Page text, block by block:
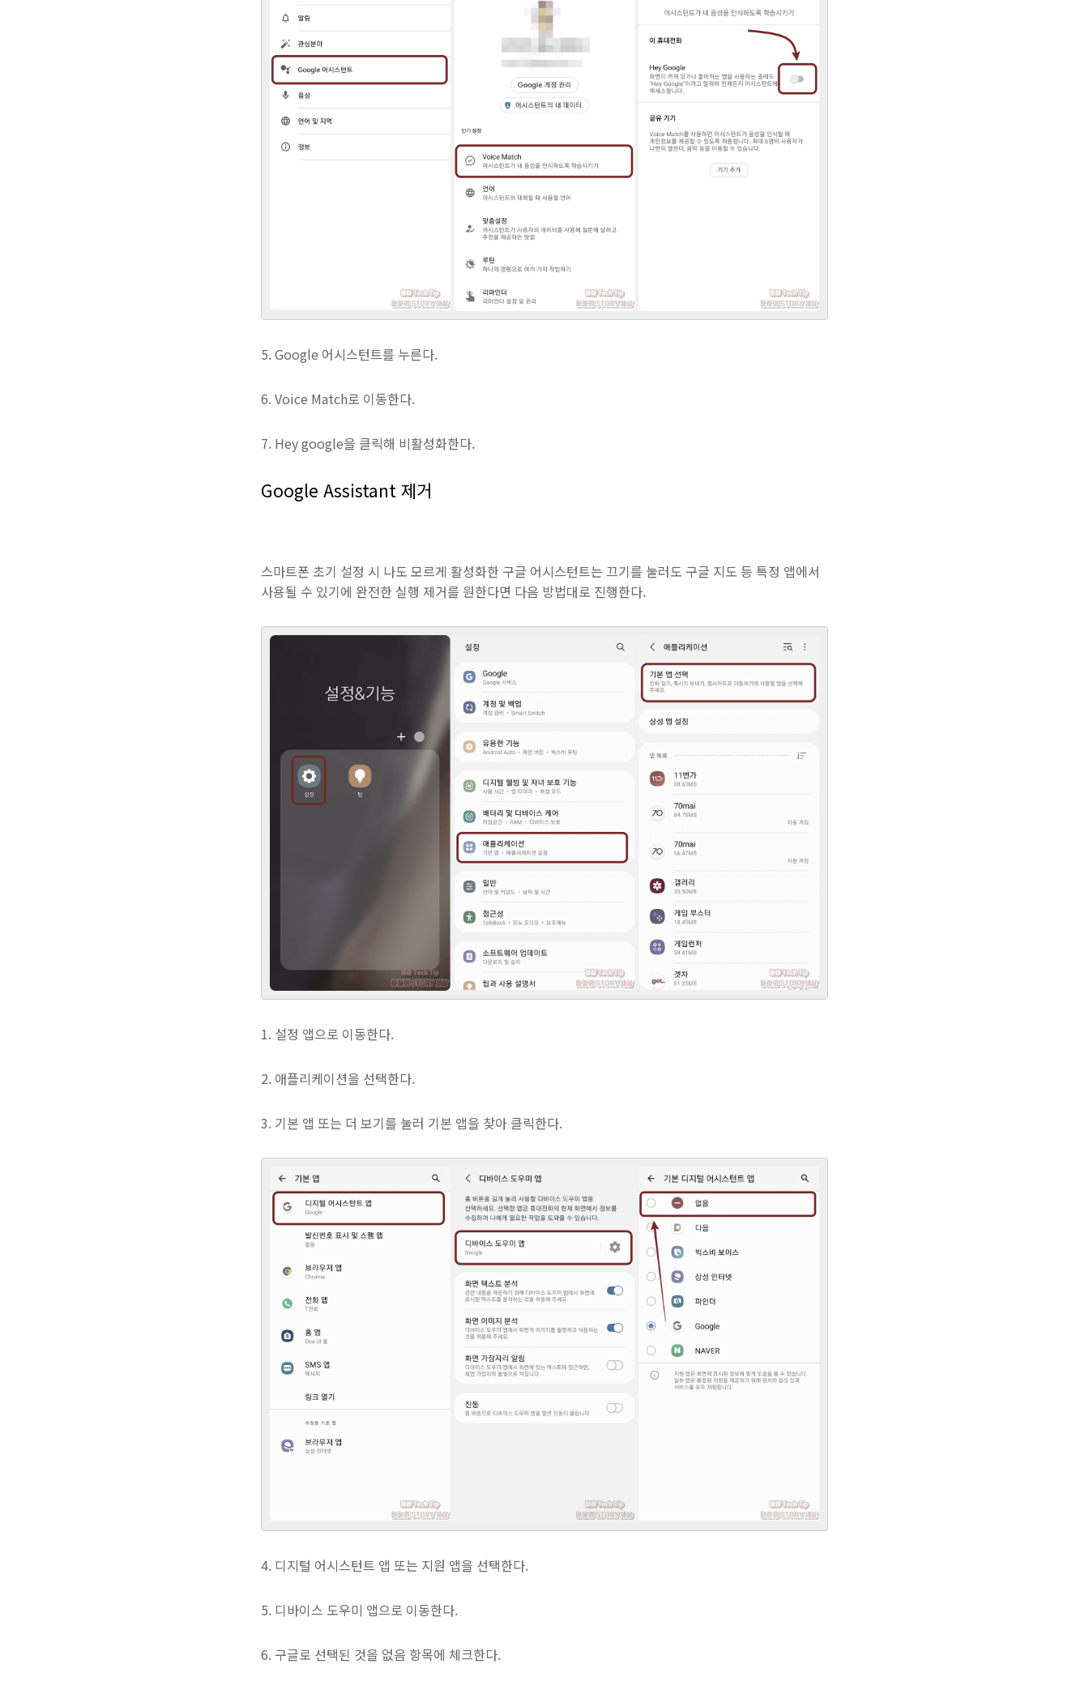
5. Google 어시스턴트를 누른다.
6. Voice Match로 이동한다.
7. Hey google을 클릭해 비활성화한다.
Google Assistant 제거
스마트폰 초기 설정 시 나도 모르게 활성화한 구글 어시스턴트는 끄기를 눌러도 구글 지도 등 특정 앱에서
사용될 수 있기에 완전한 실행 제거를 원한다면 다음 방법대로 진행한다.
1. 설정 앱으로 이동한다.
2. 애플리케이션을 선택한다.
3. 기본 앱 또는 더 보기를 눌러 기본 앱을 찾아 클릭한다.
4. 디지털 어시스턴트 앱 또는 지원 앱을 선택한다.
5. 디바이스 도우미 앱으로 이동한다.
6. 구글로 선택된 것을 없음 항목에 체크한다.